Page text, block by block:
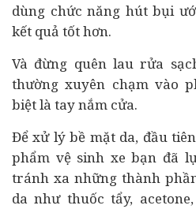
dùng chức năng hút bụi
kết quả tốt hơn.
Và đừng quên lau rửa
thường xuyên chạm vào
biệt là tay nắm cửa.
Để xử lý bề mặt da, đầu
phẩm vệ sinh xe bạn đã
tránh xa những thành
da như thuốc tẩy,